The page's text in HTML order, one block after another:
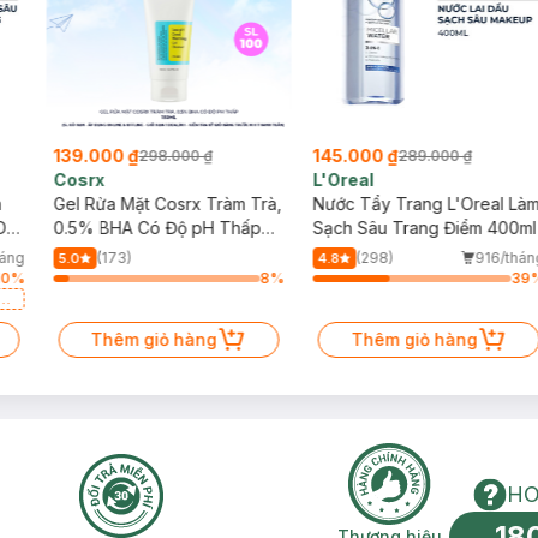
8%
145.000 ₫289.000 ₫
L'Oreal
Nước Tẩy Trang L'Oreal Làm
Sạch Sâu Trang Điểm 400ml
4.8 (298)
39%
Thêm giỏ hàng
243.000 ₫590.000 ₫
Cocoon
Combo 2 Nước Tẩy Trang
Đao Cocoon Làm Sạch &
Giảm Dầu 500ml
5.0 (57)
1.6k/
Thêm giỏ hàng
2H 30 ngày đổi trả miễn phí Thương hiệu uy